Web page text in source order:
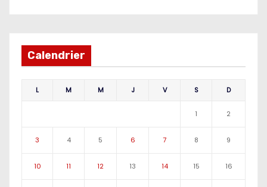
Calendrier
L M M J V S D
1 2
3 4 5 6 7 8 9
10 11 12 13 14 15 16